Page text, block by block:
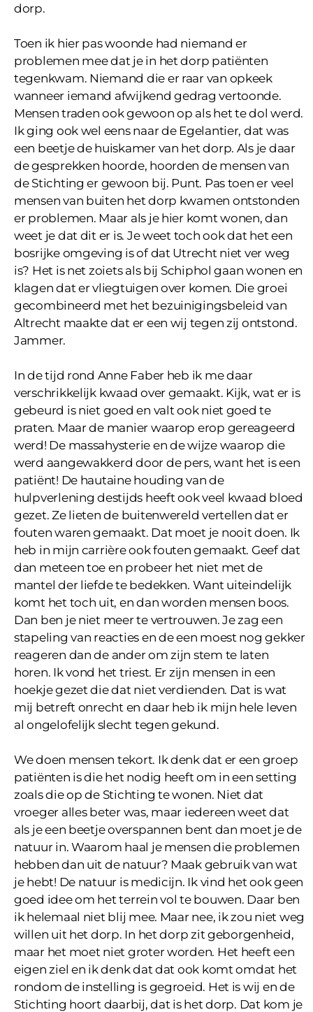
dorp.
Toen ik hier pas woonde had niemand er
problemen mee dat je in het dorp patiënten
tegenkwam. Niemand die er raar van opkeek
wanneer iemand afwijkend gedrag vertoonde.
Mensen traden ook gewoon op als het te dol werd.
Ik ging ook wel eens naar de Egelantier, dat was
een beetje de huiskamer van het dorp. Als je daar
de gesprekken hoorde, hoorden de mensen van
de Stichting er gewoon bij. Punt. Pas toen er veel
mensen van buiten het dorp kwamen ontstonden
er problemen. Maar als je hier komt wonen, dan
weet je dat dit er is. Je weet toch ook dat het een
bosrijke omgeving is of dat Utrecht niet ver weg
is? Het is net zoiets als bij Schiphol gaan wonen en
klagen dat er vliegtuigen over komen. Die groei
gecombineerd met het bezuinigingsbeleid van
Altrecht maakte dat er een wij tegen zij ontstond.
Jammer.
In de tijd rond Anne Faber heb ik me daar
verschrikkelijk kwaad over gemaakt. Kijk, wat er is
gebeurd is niet goed en valt ook niet goed te
praten. Maar de manier waarop erop gereageerd
werd! De massahysterie en de wijze waarop die
werd aangewakkerd door de pers, want het is een
patiënt! De hautaine houding van de
hulpverlening destijds heeft ook veel kwaad bloed
gezet. Ze lieten de buitenwereld vertellen dat er
fouten waren gemaakt. Dat moet je nooit doen. Ik
heb in mijn carrière ook fouten gemaakt. Geef dat
dan meteen toe en probeer het niet met de
mantel der liefde te bedekken. Want uiteindelijk
komt het toch uit, en dan worden mensen boos.
Dan ben je niet meer te vertrouwen. Je zag een
stapeling van reacties en de een moest nog gekker
reageren dan de ander om zijn stem te laten
horen. Ik vond het triest. Er zijn mensen in een
hoekje gezet die dat niet verdienden. Dat is wat
mij betreft onrecht en daar heb ik mijn hele leven
al ongelofelijk slecht tegen gekund.
We doen mensen tekort. Ik denk dat er een groep
patiënten is die het nodig heeft om in een setting
zoals die op de Stichting te wonen. Niet dat
vroeger alles beter was, maar iedereen weet dat
als je een beetje overspannen bent dan moet je de
natuur in. Waarom haal je mensen die problemen
hebben dan uit de natuur? Maak gebruik van wat
je hebt! De natuur is medicijn. Ik vind het ook geen
goed idee om het terrein vol te bouwen. Daar ben
ik helemaal niet blij mee. Maar nee, ik zou niet weg
willen uit het dorp. In het dorp zit geborgenheid,
maar het moet niet groter worden. Het heeft een
eigen ziel en ik denk dat dat ook komt omdat het
rondom de instelling is gegroeid. Het is wij en de
Stichting hoort daarbij, dat is het dorp. Dat kom je